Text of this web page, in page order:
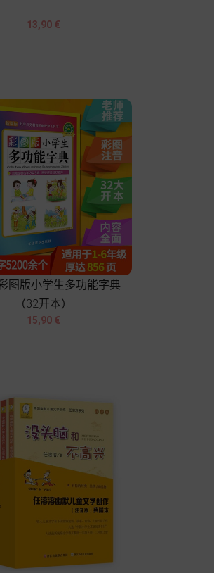
Prix
13,90 €

图版小学生多功能字典
（32开本）
Prix
15,90 €
 